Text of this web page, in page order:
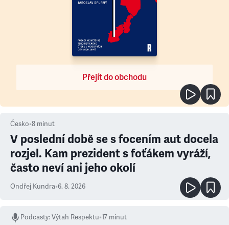
Přejít do obchodu
Česko•8 minut
V poslední době se s focením aut docela
rozjel. Kam prezident s foťákem vyráží,
často neví ani jeho okolí
Ondřej Kundra•6. 8. 2026
Podcasty:Výtah Respektu•17 minut